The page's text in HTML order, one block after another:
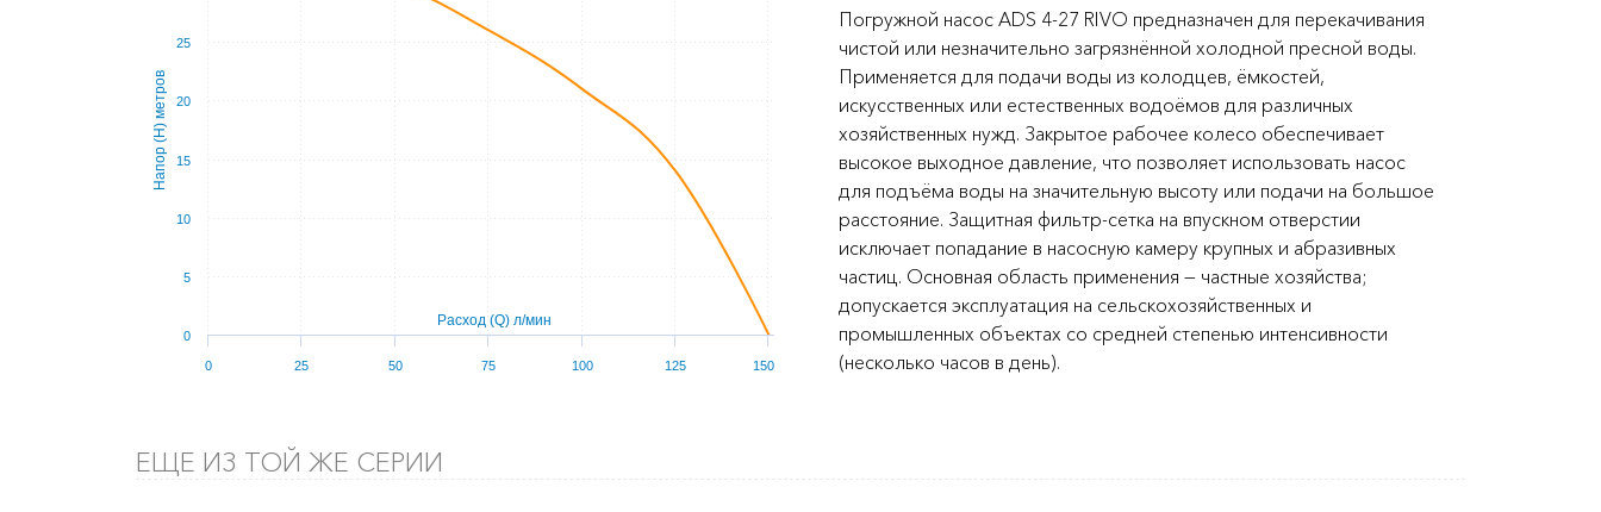
Расход (Q) л/мин
Напор (Н) метров
0 25 50 75 100 125 150
0
5
10
15
20
25
Погружной насос ADS 4-27 RIVO предназначен для перекачивания
чистой или незначительно загрязнённой холодной пресной воды.
Применяется для подачи воды из колодцев, ёмкостей,
искусственных или естественных водоёмов для различных
хозяйственных нужд. Закрытое рабочее колесо обеспечивает
высокое выходное давление, что позволяет использовать насос
для подъёма воды на значительную высоту или подачи на большое
расстояние. Защитная фильтр-сетка на впускном отверстии
исключает попадание в насосную камеру крупных и абразивных
частиц. Основная область применения — частные хозяйства;
допускается эксплуатация на сельскохозяйственных и
промышленных объектах со средней степенью интенсивности
(несколько часов в день).
ЕЩЕ ИЗ ТОЙ ЖЕ СЕРИИ